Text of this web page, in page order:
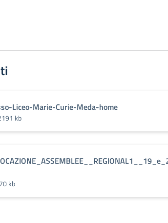
Liceo-Marie-Curie-Meda-home
kb
kb